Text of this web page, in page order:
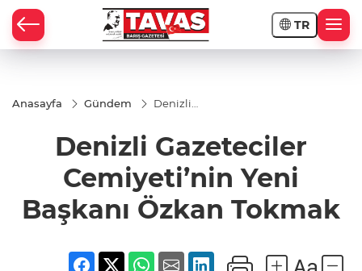
TR
Anasayfa Gündem
Denizli
Yeni Başkanı
Özkan
Tokmak
Denizli Gazeteciler
Cemiyeti’nin Yeni
Başkanı Özkan Tokmak